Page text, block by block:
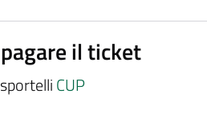
il ticket
CUP